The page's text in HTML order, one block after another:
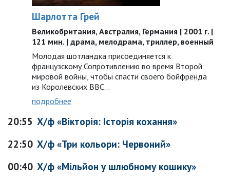
Шарлотта Грей
Великобритания, Австралия, Германия | 2001 г. |
121 мин. | драма, мелодрама, триллер, военный
Молодая шотландка присоединяется к
французскому Сопротивлению во время Второй
мировой войны, чтобы спасти своего бойфренда
из Королевских ВВС…
подробнее
20:55 Х/ф «Вікторія: Історія кохання»
22:50 Х/ф «Три кольори: Червоний»
00:40 Х/ф «Мільйон у шлюбному кошику»